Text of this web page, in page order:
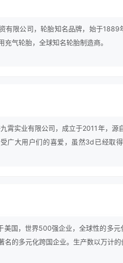
有限公司，轮胎知名品牌，始于
充气轮胎，全球知名轮胎制造商。
霄实业有限公司，成立于2011年，
广大用户们的喜爱，虽然3d已经取
美国，世界500强企业，全球性的多
名的多元化跨国企业。生产数以万计